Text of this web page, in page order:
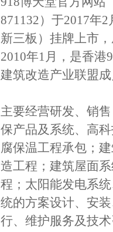
871132）于2017年
新三板）挂牌上市
2010年1月，是香港
建筑改造产业联盟
主要经营研发、销
保产品及系统、高
腐保温工程承包；
造工程；建筑屋面
程；太阳能发电系
统的方案设计、安
行、维护服务及技